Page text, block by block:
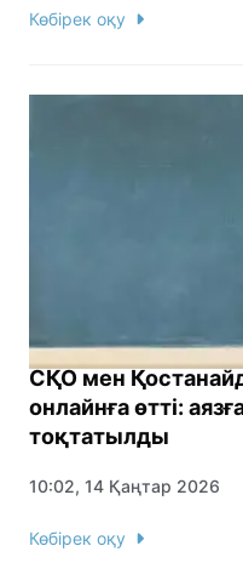
Көбірек оқу
СҚО мен
онлайнға өтті:
тоқтатылды
10:02, 14 Қаңтар 2026
Көбірек оқу